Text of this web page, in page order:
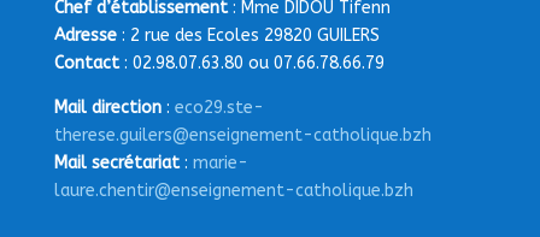
Chef d’établissement: Mme DIDOU Tifenn
Adresse: 2 rue des Ecoles 29820 GUILERS
Contact: 02.98.07.63.80 ou 07.66.78.66.79
Mail direction: eco29.ste-
therese.guilers@enseignement-catholique.bzh
Mail secrétariat: marie-
laure.chentir@enseignement-catholique.bzh